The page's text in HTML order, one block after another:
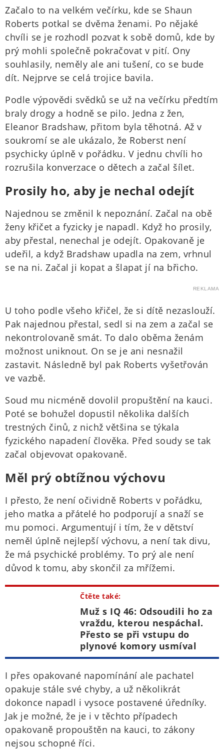
Začalo to na velkém večírku, kde se Shaun
Roberts potkal se dvěma ženami. Po nějaké
chvíli se je rozhodl pozvat k sobě domů, kde by
prý mohli společně pokračovat v pití. Ony
souhlasily, neměly ale ani tušení, co se bude
dít. Nejprve se celá trojice bavila.
Podle výpovědi svědků se už na večírku předtím
braly drogy a hodně se pilo. Jedna z žen,
Eleanor Bradshaw, přitom byla těhotná. Až v
soukromí se ale ukázalo, že Roberst není
psychicky úplně v pořádku. V jednu chvíli ho
rozrušila konverzace o dětech a začal šílet.
Prosily ho, aby je nechal odejít
Najednou se změnil k nepoznání. Začal na obě
ženy křičet a fyzicky je napadl. Když ho prosily,
aby přestal, nenechal je odejít. Opakovaně je
udeřil, a když Bradshaw upadla na zem, vrhnul
se na ni. Začal ji kopat a šlapat jí na břicho.
REKLAMA
U toho podle všeho křičel, že si dítě nezaslouží.
Pak najednou přestal, sedl si na zem a začal se
nekontrolovaně smát. To dalo oběma ženám
možnost uniknout. On se je ani nesnažil
zastavit. Následně byl pak Roberts vyšetřován
ve vazbě.
Soud mu nicméně dovolil propuštění na kauci.
Poté se bohužel dopustil několika dalších
trestných činů, z nichž většina se týkala
fyzického napadení člověka. Před soudy se tak
začal objevovat opakovaně.
Měl prý obtížnou výchovu
I přesto, že není očividně Roberts v pořádku,
jeho matka a přátelé ho podporují a snaží se
mu pomoci. Argumentují i tím, že v dětství
neměl úplně nejlepší výchovu, a není tak divu,
že má psychické problémy. To prý ale není
důvod k tomu, aby skončil za mřížemi.
Čtěte také:
Muž s IQ 46: Odsoudili ho za
vraždu, kterou nespáchal.
Přesto se při vstupu do
plynové komory usmíval
I přes opakované napomínání ale pachatel
opakuje stále své chyby, a už několikrát
dokonce napadl i vysoce postavené úředníky.
Jak je možné, že je i v těchto případech
opakovaně propouštěn na kauci, to zákony
nejsou schopné říci.